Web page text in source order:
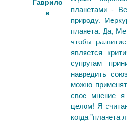
в
планетами -
природу.
планета. Да,
чтобы
является
супругам
навредить
можно
свое мнение
целом! Я
когда "планета